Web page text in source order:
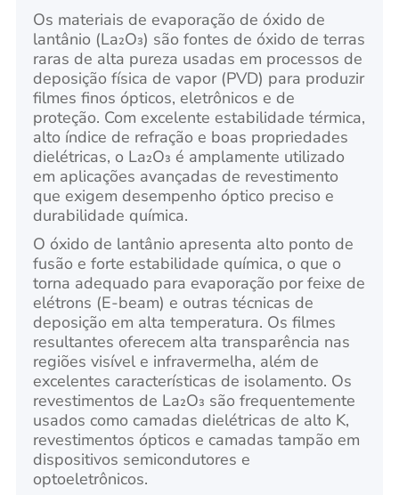
Os materiais de evaporação de óxido de
lantânio (La₂O₃) são fontes de óxido de terras
raras de alta pureza usadas em processos de
deposição física de vapor (PVD) para produzir
filmes finos ópticos, eletrônicos e de
proteção. Com excelente estabilidade térmica,
alto índice de refração e boas propriedades
dielétricas, o La₂O₃ é amplamente utilizado
em aplicações avançadas de revestimento
que exigem desempenho óptico preciso e
durabilidade química.
O óxido de lantânio apresenta alto ponto de
fusão e forte estabilidade química, o que o
torna adequado para evaporação por feixe de
elétrons (E-beam) e outras técnicas de
deposição em alta temperatura. Os filmes
resultantes oferecem alta transparência nas
regiões visível e infravermelha, além de
excelentes características de isolamento. Os
revestimentos de La₂O₃ são frequentemente
usados como camadas dielétricas de alto K,
revestimentos ópticos e camadas tampão em
dispositivos semicondutores e
optoeletrônicos.